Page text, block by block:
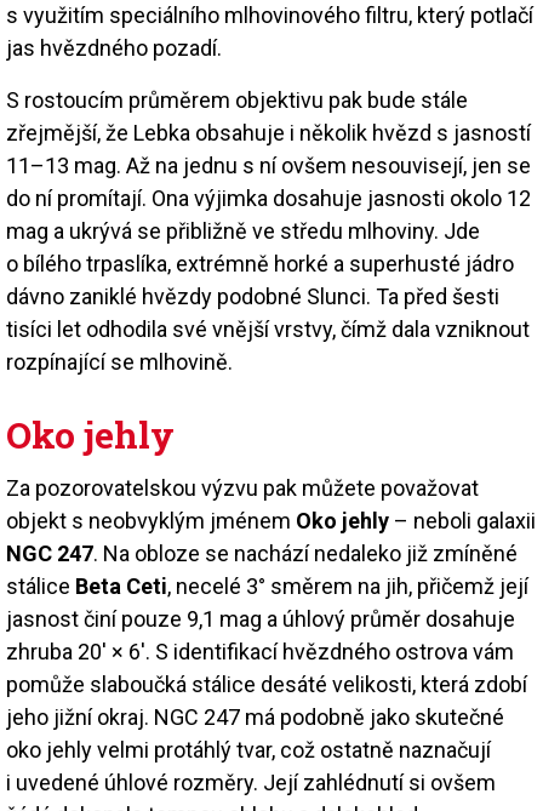
s využitím speciálního mlhovinového filtru, který potlačí
jas hvězdného pozadí.
S rostoucím průměrem objektivu pak bude stále
zřejmější, že Lebka obsahuje i několik hvězd s jasností
11–13 mag. Až na jednu s ní ovšem nesouvisejí, jen se
do ní promítají. Ona výjimka dosahuje jasnosti okolo 12
mag a ukrývá se přibližně ve středu mlhoviny. Jde
o bílého trpaslíka, extrémně horké a superhusté jádro
dávno zaniklé hvězdy podobné Slunci. Ta před šesti
tisíci let odhodila své vnější vrstvy, čímž dala vzniknout
rozpínající se mlhovině.
Oko jehly
Za pozorovatelskou výzvu pak můžete považovat
objekt s neobvyklým jménem Oko jehly – neboli galaxii
NGC 247. Na obloze se nachází nedaleko již zmíněné
stálice Beta Ceti, necelé 3° směrem na jih, přičemž její
jasnost činí pouze 9,1 mag a úhlový průměr dosahuje
zhruba 20′ × 6′. S identifikací hvězdného ostrova vám
pomůže slaboučká stálice desáté velikosti, která zdobí
jeho jižní okraj. NGC 247 má podobně jako skutečné
oko jehly velmi protáhlý tvar, což ostatně naznačují
i uvedené úhlové rozměry. Její zahlédnutí si ovšem